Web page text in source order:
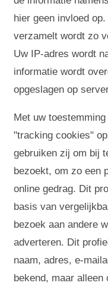
hier geen invloed
verzamelt wordt zo
Uw IP-adres wordt
informatie wordt
opgeslagen op
Met uw
"tracking cookies"
gebruiken zij om bij
bezoekt, om zo een
online gedrag. Dit
basis van
bezoek aan andere
adverteren. Dit
naam, adres, e-
bekend, maar